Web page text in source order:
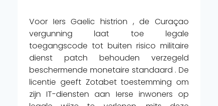
Voor Iers Gaelic histrion , de Curaçao
vergunning laat toe legale
toegangscode tot buiten risico militaire
dienst patch behouden verzegeld
beschermende monetaire standaard . De
licentie geeft Zotabet toestemming om
zijn IT-diensten aan Ierse inwoners op